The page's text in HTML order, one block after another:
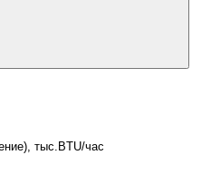
тыс.BTU/час